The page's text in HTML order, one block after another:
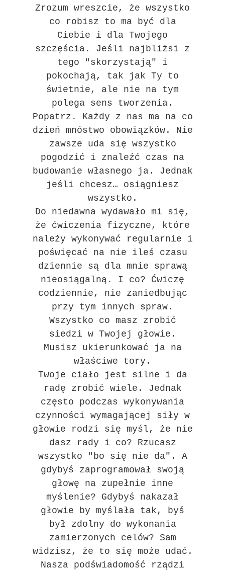
Zrozum wreszcie, że wszystko
co robisz to ma być dla
Ciebie i dla Twojego
szczęścia. Jeśli najbliżsi z
tego "skorzystają" i
pokochają, tak jak Ty to
świetnie, ale nie na tym
polega sens tworzenia.
Popatrz. Każdy z nas ma na co
dzień mnóstwo obowiązków. Nie
zawsze uda się wszystko
pogodzić i znaleźć czas na
budowanie własnego ja. Jednak
jeśli chcesz… osiągniesz
wszystko.
Do niedawna wydawało mi się,
że ćwiczenia fizyczne, które
należy wykonywać regularnie i
poświęcać na nie ileś czasu
dziennie są dla mnie sprawą
nieosiągalną. I co? Ćwiczę
codziennie, nie zaniedbując
przy tym innych spraw.
Wszystko co masz zrobić
siedzi w Twojej głowie.
Musisz ukierunkować ja na
właściwe tory.
Twoje ciało jest silne i da
radę zrobić wiele. Jednak
często podczas wykonywania
czynności wymagającej siły w
głowie rodzi się myśl, że nie
dasz rady i co? Rzucasz
wszystko "bo się nie da". A
gdybyś zaprogramował swoją
głowę na zupełnie inne
myślenie? Gdybyś nakazał
głowie by myślała tak, byś
był zdolny do wykonania
zamierzonych celów? Sam
widzisz, że to się może udać.
Nasza podświadomość rządzi